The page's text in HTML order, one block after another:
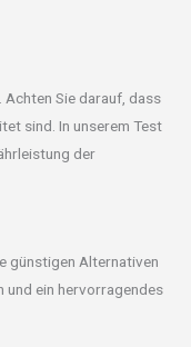
Sie darauf, dass
sind. In unserem Test
der
günstigen Alternativen
und ein hervorragendes